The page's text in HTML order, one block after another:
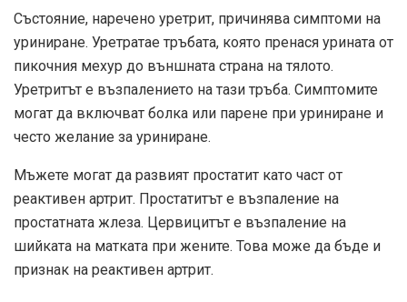
Състояние, наречено уретрит, причинява симптоми на
уриниране. Уретратае тръбата, която пренася урината от
пикочния мехур до външната страна на тялото.
Уретритът е възпалението на тази тръба. Симптомите
могат да включват болка или парене при уриниране и
често желание за уриниране.
Мъжете могат да развият простатит като част от
реактивен артрит. Простатитът е възпаление на
простатната жлеза. Цервицитът е възпаление на
шийката на матката при жените. Това може да бъде и
признак на реактивен артрит.